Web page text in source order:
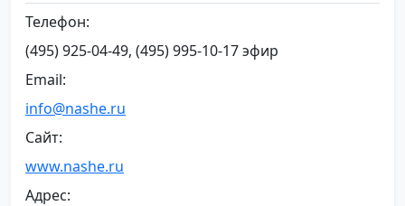
Телефон:
(495) 925-04-49, (495) 995-10-17 эфир
Email:
info@nashe.ru
Сайт:
www.nashe.ru
Адрес: